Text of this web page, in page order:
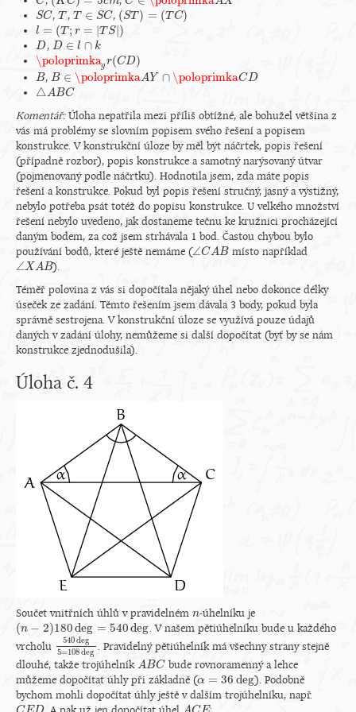
SC
SC ,T
T , T ∈ SC
T∈S C , (ST) = (T C)
(ST)= TC )
l = (T; r = |TS|)
l =(T ;r=|TS )
D
D , D ∈ l ∩ k
D∈l∩k
\poloprimkag r(CD)
\poloprimkagr(CD)
B
B , B ∈ \poloprimkaA Y ∩ \poloprimkaCD
B∈\poloprimkaAY∩\poloprimkaCD
△ A BC
△ABC
Komentář:Úloha nepatřila mezi příliš obtížné, ale bohužel většina z
vás má problémy se slovním popisem svého řešení a popisem
konstrukce. V konstrukční úloze by měl být náčrtek, popis řešení
(případně rozbor), popis konstrukce a samotný narýsovaný útvar
(pojmenovaný podle náčrtku). Hodnotila jsem, zda máte popis
řešení a konstrukce. Pokud byl popis řešení stručný, jasný a výstižný,
nebylo potřeba psát totéž do popisu konstrukce. U velkého množství
řešení nebylo uvedeno, jak dostaneme tečnu ke kružnici procházející
daným bodem, za což jsem strhávala 1 bod. Častou chybou bylo
používání bodů, které ještě nemáme (∠CA B
∠CAB místo například
∠ X A B
∠XAB ).
Téměř polovina z vás si dopočítala nějaký úhel nebo dokonce délky
úseček ze zadání. Těmto řešením jsem dávala 3 body, pokud byla
správně sestrojena. V konstrukční úloze se využívá pouze údajů
daných v zadání úlohy, nemůžeme si další dopočítat (byť by se nám
konstrukce zjednodušila).
Úloha č. 4
Součet vnitřních úhlů v pravidelném n
n-úhelníku je
(n − 2)180deg = 540deg
(n−2) 180deg=540 deg
. V našem pětiúhelníku bude u každého
vrcholu
540deg
5=108deg
540deg5=108deg
. Pravidelný pětiúhelník má všechny strany stejně
dlouhé, takže trojúhelník A BC
ABC
bude rovnoramenný a lehce
můžeme dopočítat úhly při základně (α = 36 deg
α= 36 deg
). Podobně
bychom mohli dopočítat úhly ještě v dalším trojúhelníku, např.